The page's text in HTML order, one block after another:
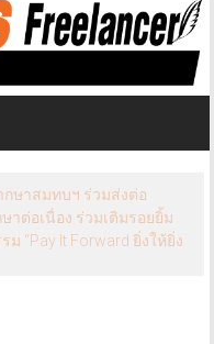
ษาสมทบฯ ร่วมส่งต่อ
าต่อเนื่อง ร่วมเติมรอยยิ้ม
ม “Pay It Forward ยิ่งให้ยิ่ง